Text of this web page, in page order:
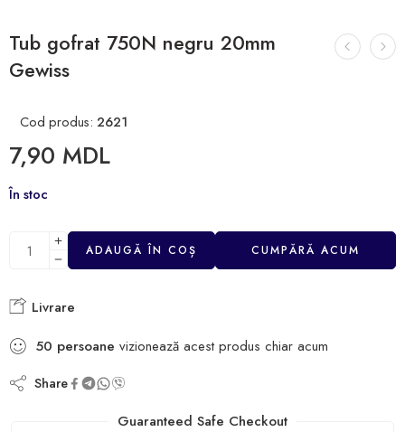
Tub gofrat 750N negru 20mm
Gewiss
Cod produs: 2621
7,90 MDL
În stoc
ADAUGĂ ÎN COȘ CUMPĂRĂ ACUM
Livrare
50 persoane vizionează acest produs chiar acum
Share
Guaranteed Safe Checkout